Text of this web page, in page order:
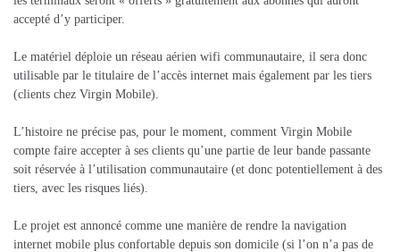
accepté d’y participer.
Le matériel déploie un réseau aérien wifi communautaire, il sera donc
utilisable par le titulaire de l’accès internet mais également par les tiers
(clients chez Virgin Mobile).
L’histoire ne précise pas, pour le moment, comment Virgin Mobile
compte faire accepter à ses clients qu’une partie de leur bande passante
soit réservée à l’utilisation communautaire (et donc potentiellement à des
tiers, avec les risques liés).
Le projet est annoncé comme une manière de rendre la navigation
internet mobile plus confortable depuis son domicile (si l’on n’a pas de